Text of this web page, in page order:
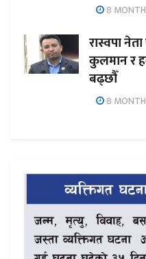
8
रास्वपा
कुलमान र
बढ्छौँ
8